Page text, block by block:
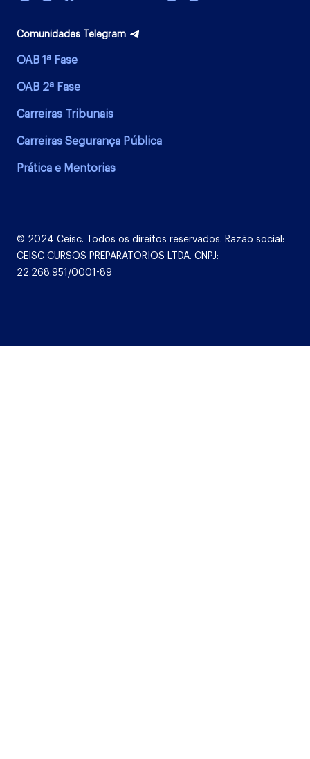
Comunidades Telegram
OAB 1ª Fase
OAB 2ª Fase
Carreiras Tribunais
Carreiras Segurança Pública
Prática e Mentorias
© 2024 Ceisc. Todos os direitos reservados. Razão social:
CEISC CURSOS PREPARATORIOS LTDA. CNPJ:
22.268.951/0001-89